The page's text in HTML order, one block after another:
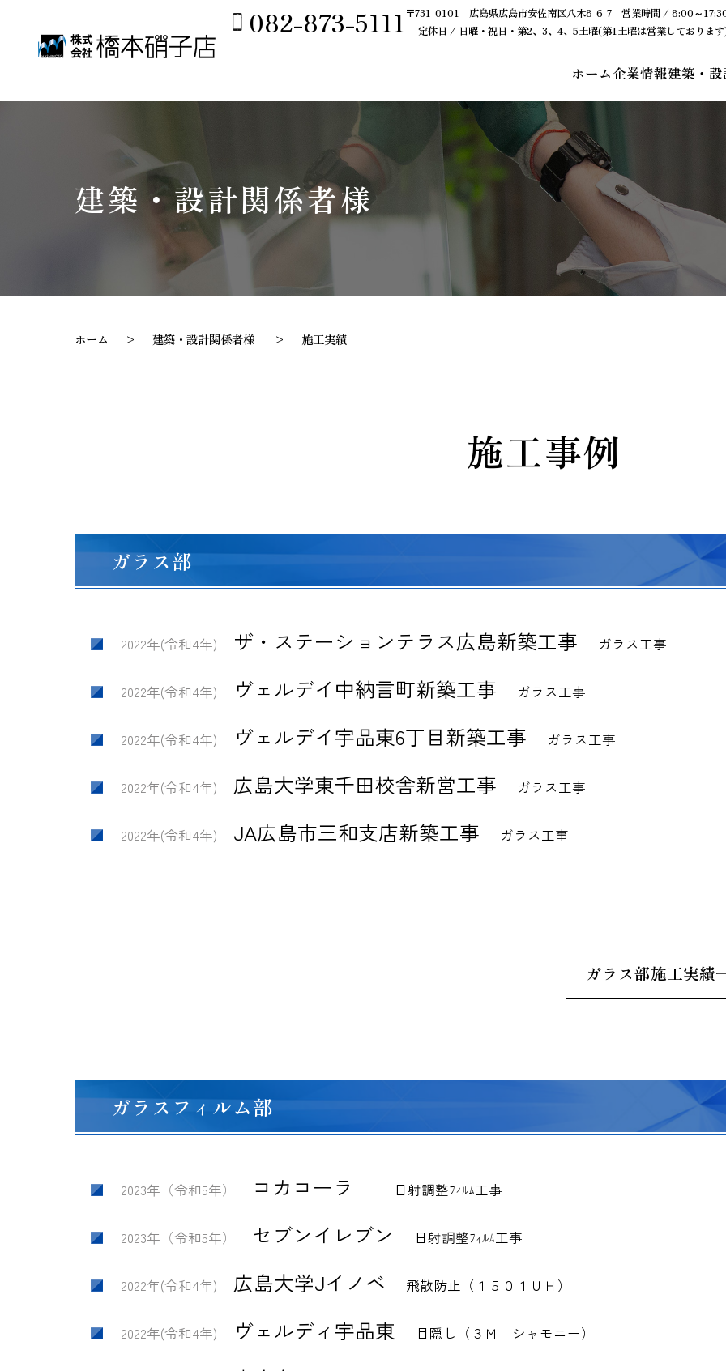
082-873-5111 〒731-0101 広島県広島市安佐南区八木8-6-7 営業時間 / 8:00～
定休日 / 日曜・祝日・第2、3、4、5土曜(第1土曜は営業しておりま
ホーム企業情報建築・
建築・設計関係者様
ホーム 建築・設計関係者様 施工実績
施工事例
ガラス部
2022年(令和4年) ザ・ステーションテラス広島新築工事 ガラス工事
2022年(令和4年) ヴェルデイ中納言町新築工事 ガラス工事
2022年(令和4年) ヴェルデイ宇品東6丁目新築工事 ガラス工事
2022年(令和4年) 広島大学東千田校舎新営工事 ガラス工事
2022年(令和4年) JA広島市三和支店新築工事 ガラス工事
ガラス部施工実績
ガラスフィルム部
2023年（令和5年） コカコーラ 日射調整ﾌｨﾙﾑ工事
2023年（令和5年） セブンイレブン 日射調整ﾌｨﾙﾑ工事
2022年(令和4年) 広島大学Jイノベ 飛散防止（１５０１ＵＨ）
2022年(令和4年) ヴェルディ宇品東 目隠し（３Ｍ シャモニー）